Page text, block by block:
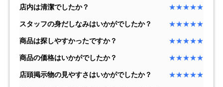
複数条件で商品を絞り込む
店内は清潔でしたか？ ★★★★★
スタッフの身だしなみはいかがでしたか？ ★★★★★
商品は探しやすかったですか？ ★★★★★
商品の価格はいかがでしたか？ ★★★★★
店頭掲示物の見やすさはいかがでしたか？ ★★★★★